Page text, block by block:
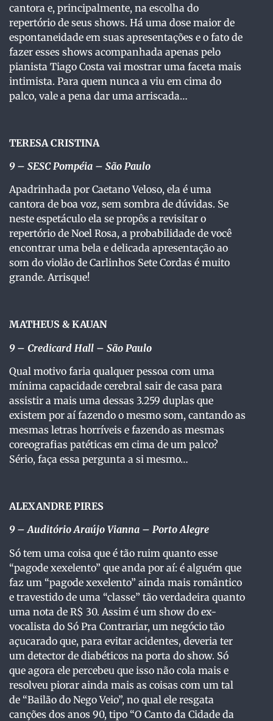
cantora e, principalmente, na escolha do
repertório de seus shows. Há uma dose maior de
espontaneidade em suas apresentações e o fato de
fazer esses shows acompanhada apenas pelo
pianista Tiago Costa vai mostrar uma faceta mais
intimista. Para quem nunca a viu em cima do
palco, vale a pena dar uma arriscada…
TERESA CRISTINA
9 – SESC Pompéia – São Paulo
Apadrinhada por Caetano Veloso, ela é uma
cantora de boa voz, sem sombra de dúvidas. Se
neste espetáculo ela se propôs a revisitar o
repertório de Noel Rosa, a probabilidade de você
encontrar uma bela e delicada apresentação ao
som do violão de Carlinhos Sete Cordas é muito
grande. Arrisque!
MATHEUS & KAUAN
9 – Credicard Hall – São Paulo
Qual motivo faria qualquer pessoa com uma
mínima capacidade cerebral sair de casa para
assistir a mais uma dessas 3.259 duplas que
existem por aí fazendo o mesmo som, cantando as
mesmas letras horríveis e fazendo as mesmas
coreografias patéticas em cima de um palco?
Sério, faça essa pergunta a si mesmo…
ALEXANDRE PIRES
9 – Auditório Araújo Vianna – Porto Alegre
Só tem uma coisa que é tão ruim quanto esse
“pagode xexelento” que anda por aí: é alguém que
faz um “pagode xexelento” ainda mais romântico
e travestido de uma “classe” tão verdadeira quanto
uma nota de R$ 30. Assim é um show do ex-
vocalista do Só Pra Contrariar, um negócio tão
açucarado que, para evitar acidentes, deveria ter
um detector de diabéticos na porta do show. Só
que agora ele percebeu que isso não cola mais e
resolveu piorar ainda mais as coisas com um tal
de “Bailão do Nego Veio”, no qual ele resgata
canções dos anos 90, tipo “O Canto da Cidade da